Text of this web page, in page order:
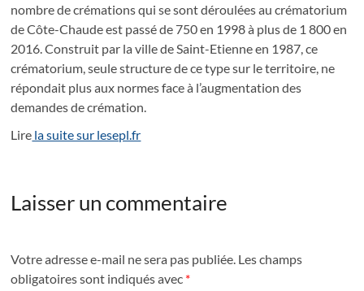
nombre de crémations qui se sont déroulées au crématorium
de Côte-Chaude est passé de 750 en 1998 à plus de 1 800 en
2016. Construit par la ville de Saint-Etienne en 1987, ce
crématorium, seule structure de ce type sur le territoire, ne
répondait plus aux normes face à l’augmentation des
demandes de crémation.
Lire la suite sur lesepl.fr
Laisser un commentaire
Votre adresse e-mail ne sera pas publiée. Les champs
obligatoires sont indiqués avec *